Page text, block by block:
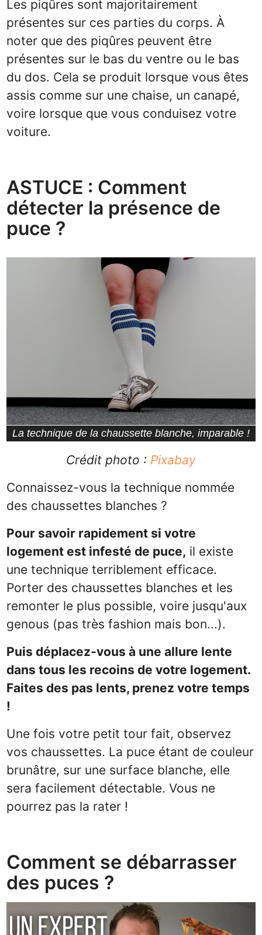
Les piqûres sont majoritairement
présentes sur ces parties du corps. À
noter que des piqûres peuvent être
présentes sur le bas du ventre ou le bas
du dos. Cela se produit lorsque vous êtes
assis comme sur une chaise, un canapé,
voire lorsque que vous conduisez votre
voiture.
ASTUCE : Comment
détecter la présence de
puce ?
La technique de la chaussette blanche, imparable !
Crédit photo : Pixabay
Connaissez-vous la technique nommée
des chaussettes blanches ?
Pour savoir rapidement si votre
logement est infesté de puce, il existe
une technique terriblement efficace.
Porter des chaussettes blanches et les
remonter le plus possible, voire jusqu'aux
genous (pas très fashion mais bon...).
Puis déplacez-vous à une allure lente
dans tous les recoins de votre logement.
Faites des pas lents, prenez votre temps
!
Une fois votre petit tour fait, observez
vos chaussettes. La puce étant de couleur
brunâtre, sur une surface blanche, elle
sera facilement détectable. Vous ne
pourrez pas la rater !
Comment se débarrasser
des puces ?